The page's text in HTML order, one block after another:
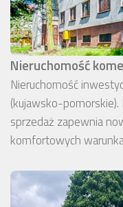
Nieruchomość
Nieruchomość
(kujawsko-
sprzedaż zapewnia
komfortowych